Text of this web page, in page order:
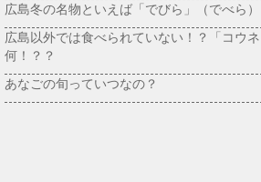
広島冬の名物といえば「でびら」（でべら）
広島以外では食べられていない！？「コウ
何！？？
あなごの旬っていつなの？